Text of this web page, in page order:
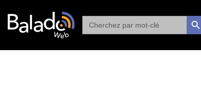
Search
for: